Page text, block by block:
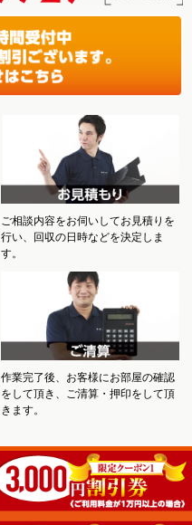
ご相談内容をお伺いしてお見積りを
行い、回収の日時などを決定しま
す。
作業完了後、お客様にお部屋の確認
をして頂き、ご清算・押印をして頂
きます。